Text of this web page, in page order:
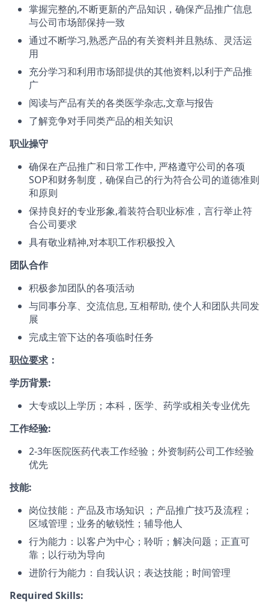
掌握完整的,不断更新的产品知识，确保产品推广信息
与公司市场部保持一致
通过不断学习,熟悉产品的有关资料并且熟练、灵活运
用
充分学习和利用市场部提供的其他资料,以利于产品推
广
阅读与产品有关的各类医学杂志,文章与报告
了解竞争对手同类产品的相关知识
职业操守
确保在产品推广和日常工作中, 严格遵守公司的各项
SOP和财务制度，确保自己的行为符合公司的道德准则
和原则
保持良好的专业形象,着装符合职业标准，言行举止符
合公司要求
具有敬业精神,对本职工作积极投入
团队合作
积极参加团队的各项活动
与同事分享、交流信息, 互相帮助, 使个人和团队共同发
展
完成主管下达的各项临时任务
职位要求 ：
学历背景:
大专或以上学历；本科，医学、药学或相关专业优先
工作经验:
2-3年医院医药代表工作经验；外资制药公司工作经验
优先
技能:
岗位技能：产品及市场知识 ；产品推广技巧及流程；
区域管理；业务的敏锐性；辅导他人
行为能力：以客户为中心；聆听；解决问题；正直可
靠；以行动为导向
进阶行为能力：自我认识；表达技能；时间管理
Required Skills: